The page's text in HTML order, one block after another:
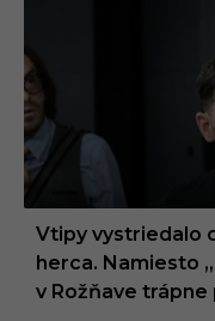
Vtipy vystriedalo
herca. Namiesto
v Rožňave trápne